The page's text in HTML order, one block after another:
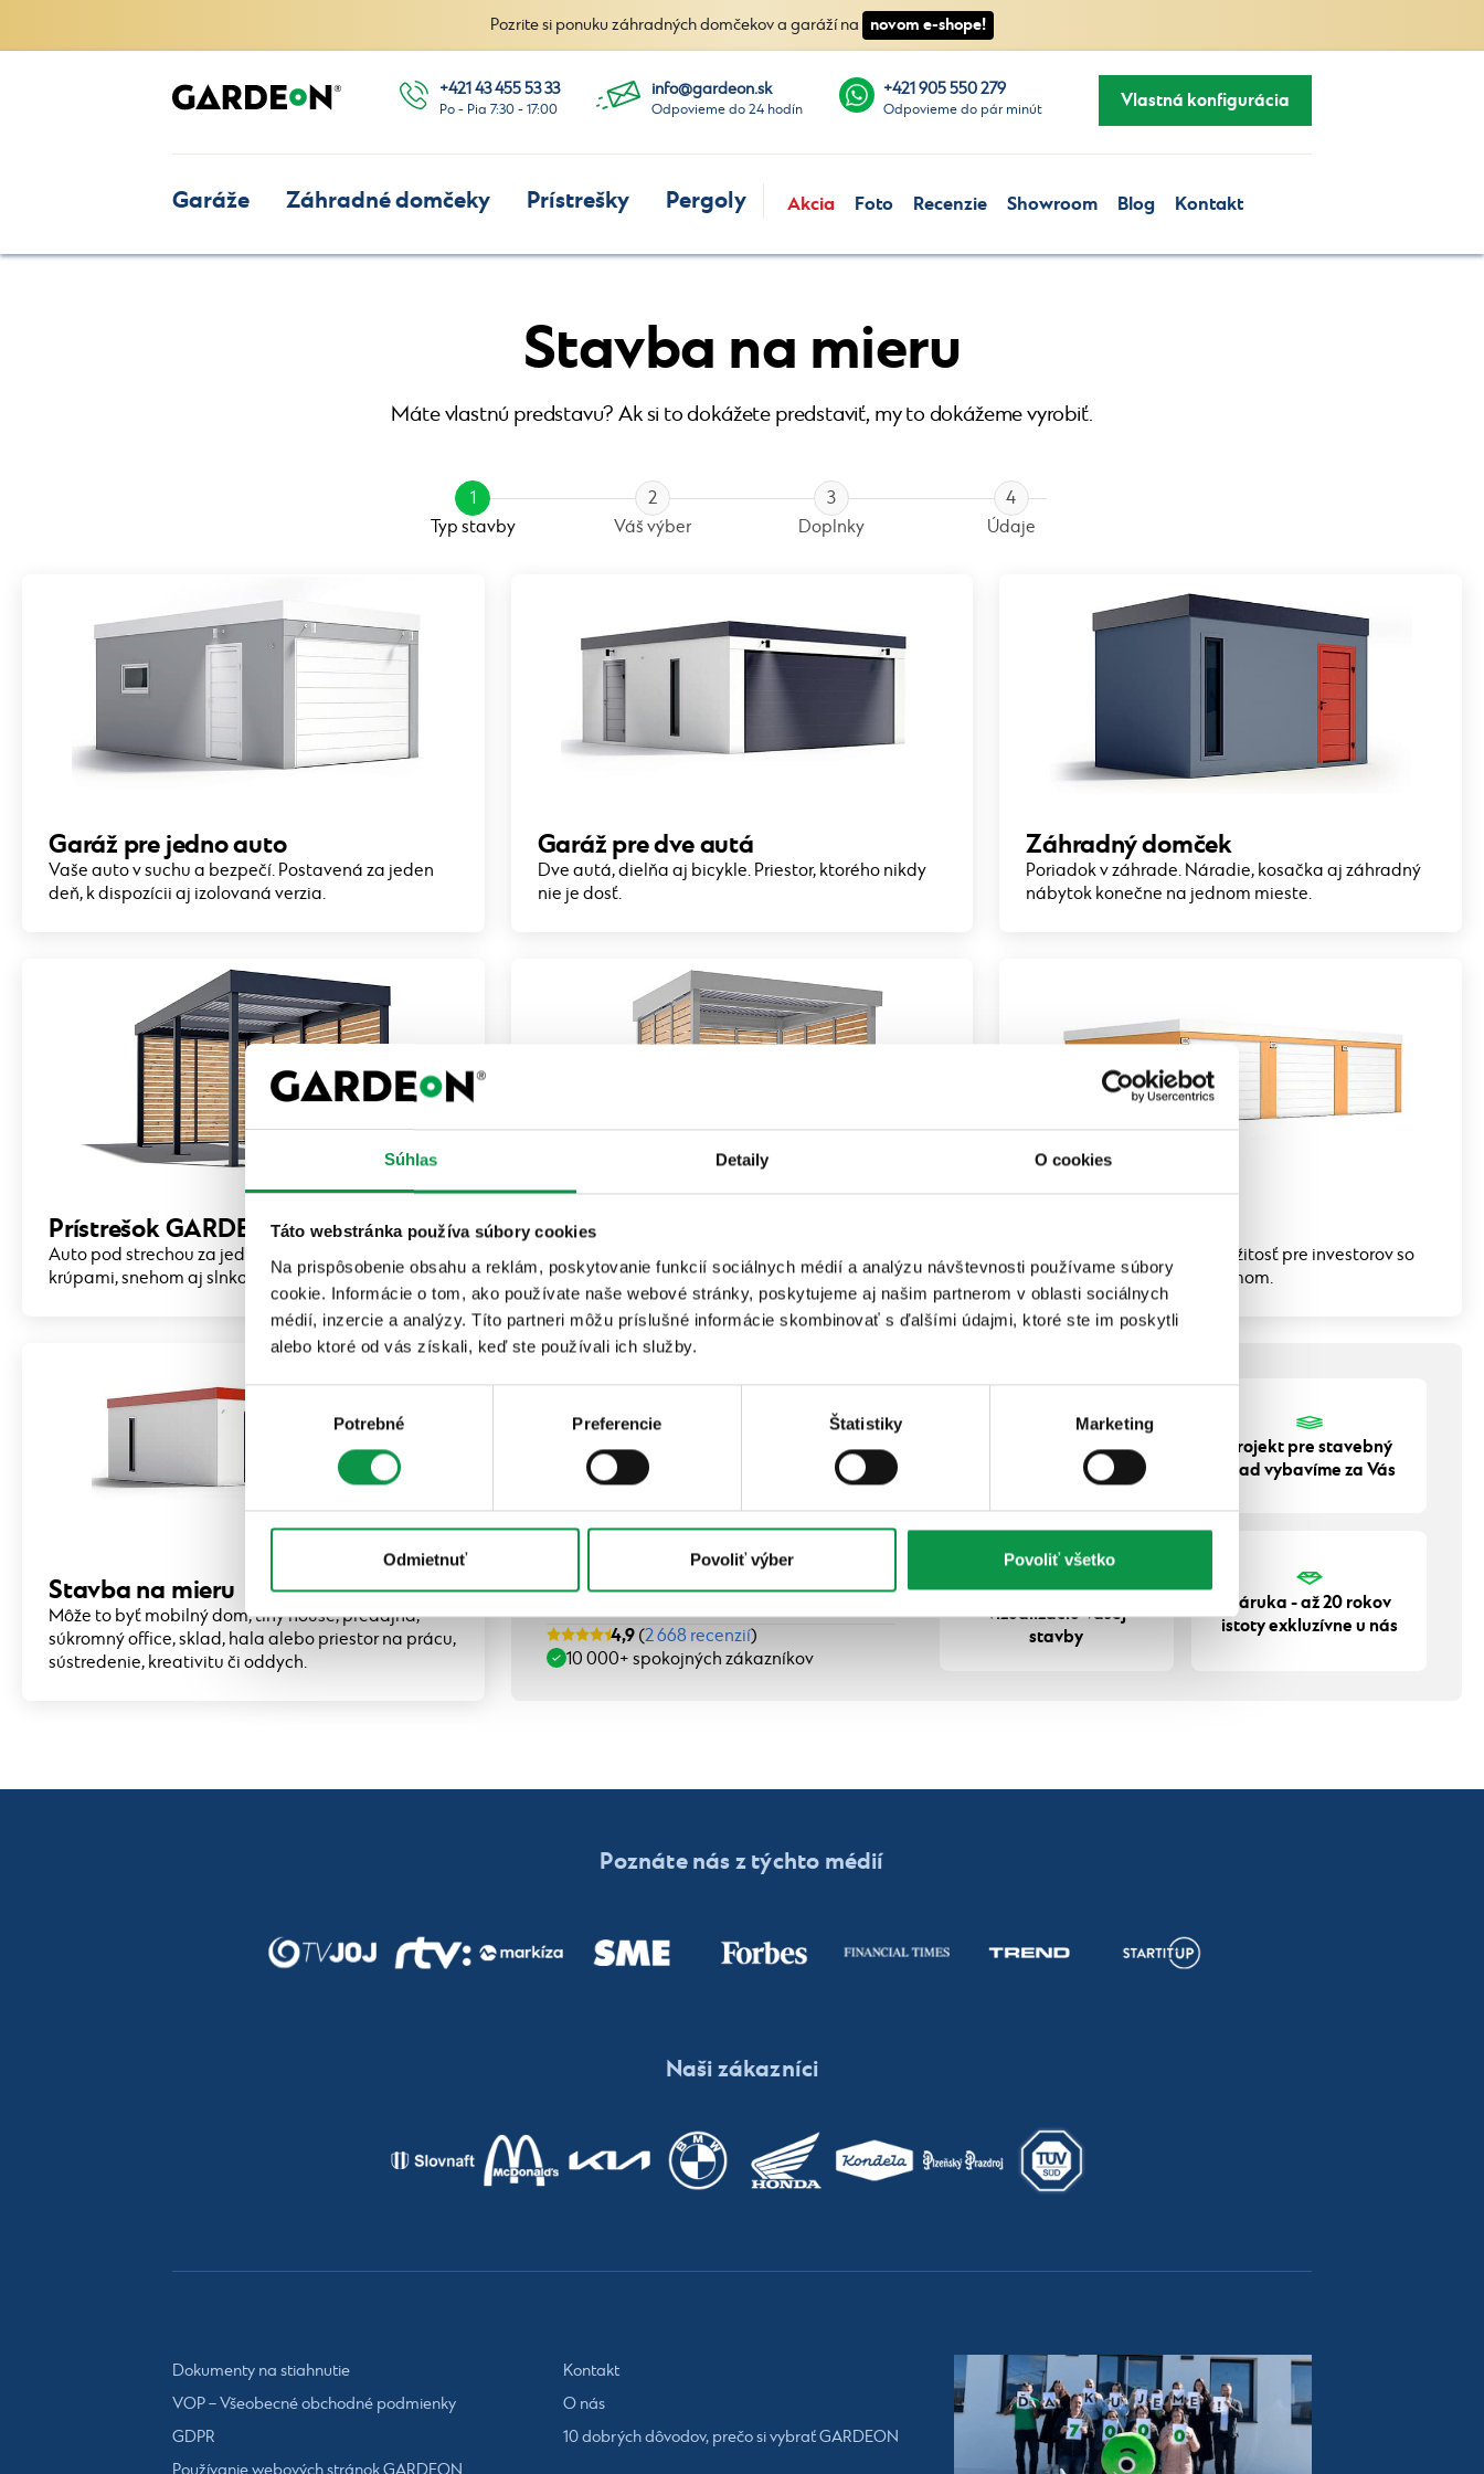
Súhlas Detaily O cookies
Táto webstránka používa súbory cookies
Na prispôsobenie obsahu a reklám, poskytovanie funkcií sociálnych médií a analýzu návštevnosti používame súbory
cookie. Informácie o tom, ako používate naše webové stránky, poskytujeme aj našim partnerom v oblasti sociálnych
médií, inzercie a analýzy. Títo partneri môžu príslušné informácie skombinovať s ďalšími údajmi, ktoré ste im poskytli
alebo ktoré od vás získali, keď ste používali ich služby.
Výber
Potrebné Preferencie Štatistiky Marketing
Odmietnuť Povoliť výber Povoliť všetko
Pozrite si ponuku záhradných domčekov a garáží na novom e-shope!
Vlastná konfigurácia
+421 43 455 53 33
Po - Pia 7:30 - 17:00
info@gardeon.sk
Odpovieme do 24 hodín
+421 905 550 279
Odpovieme do pár minút
Garáže Záhradné domčeky Prístrešky Pergoly Akcia Foto Recenzie Showroom Blog Kontakt
Stavba na mieru
Máte vlastnú predstavu? Ak si to dokážete predstaviť, my to dokážeme vyrobiť.
1
Typ stavby
2
Váš výber
3
Doplnky
4
Údaje
Garáž pre jedno auto
Vaše auto v suchu a bezpečí. Postavená za jeden
deň, k dispozícii aj izolovaná verzia.
Garáž pre dve autá
Dve autá, dielňa aj bicykle. Priestor, ktorého nikdy
nie je dosť.
Záhradný domček
Poriadok v záhrade. Náradie, kosačka aj záhradný
nábytok konečne na jednom mieste.
Prístrešok GARDEON
Auto pod strechou za jeden deň. Chráni pred
krúpami, snehom aj slnkom.
Pergola
Posedenie v tieni po celé leto. Rozmery aj
vyhotovenie na mieru.
Zaujímavá obchodná príležitosť pre investorov so
stabilným dlhodobým príjmom.
Stavba na mieru
Môže to byť mobilný dom, tiny house, predajňa,
súkromný office, sklad, hala alebo priestor na prácu,
sústredenie, kreativitu či oddych.
Prečo práve
GARDEON
Okrem špičkových produktov Vám tiež
ponúkame viaceré výhodné benefity.
4,9 (2 668 recenzií)
10 000+ spokojných zákazníkov
Odborná konzultácia u
Vás doma zadarmo
Projekt pre stavebný
úrad vybavíme za Vás
Navrhneme 3D
vizualizáciu Vašej
stavby
Záruka - až 20 rokov
istoty exkluzívne u nás
Poznáte nás z týchto médií
Naši zákazníci
Dokumenty na stiahnutie
VOP – Všeobecné obchodné podmienky
GDPR
Kontakt
O nás
10 dobrých dôvodov, prečo si vybrať GARDEON